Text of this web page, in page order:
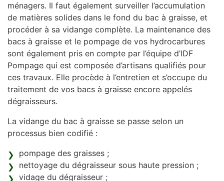
ménagers. Il faut également surveiller l’accumulation
de matières solides dans le fond du bac à graisse, et
procéder à sa vidange complète. La maintenance des
bacs à graisse et le pompage de vos hydrocarbures
sont également pris en compte par l’équipe d’IDF
Pompage qui est composée d’artisans qualifiés pour
ces travaux. Elle procède à l’entretien et s’occupe du
traitement de vos bacs à graisse encore appelés
dégraisseurs.
La vidange du bac à graisse se passe selon un
processus bien codifié :
pompage des graisses ;
nettoyage du dégraisseur sous haute pression ;
vidage du dégraisseur ;